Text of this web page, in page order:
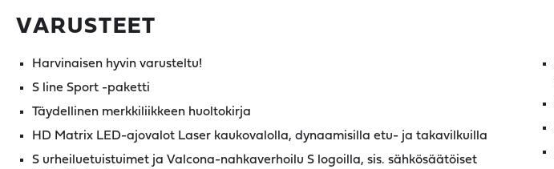
VARUSTEET
Harvinaisen hyvin varusteltu!
S line Sport -paketti
Täydellinen merkkiliikkeen huoltokirja
HD Matrix LED-ajovalot Laser kaukovalolla, dynaamisilla etu- ja takavilkuilla
S urheiluetuistuimet ja Valcona-nahkaverhoilu S logoilla, sis. sähkösäätöiset